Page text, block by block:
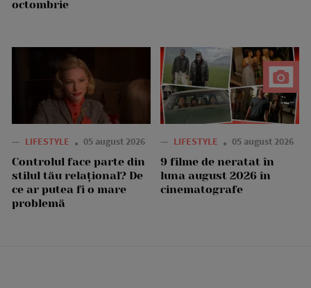
octombrie
— LIFESTYLE 05 august 2026
Controlul face parte din
stilul tău relațional? De
ce ar putea fi o mare
problemă
— LIFESTYLE 05 august 2026
9 filme de neratat în
luna august 2026 în
cinematografe